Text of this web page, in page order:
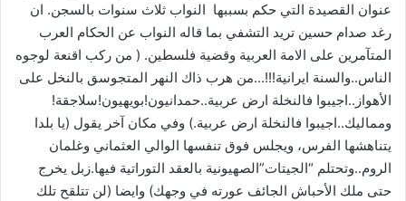
عنوان القصيدة التي حكم بسببها النواب ثلاث سنوات بالسجن. ان
رغد صدام حسين تريد التشفي بما قاله النواب عن الحكام العرب
المتآمرين على الامة العربية وقضية فلسطين. ( من ركب اقنعة لوجوه
الناس..والسنة ايرانية!!!…من هرب ذاك النهر المتجوسق بالنخل على
الأهواز..اجيبوا فالنخلة ارض عربية..حمدانيون!بويهيون!سلاجقة!
ومماليك..اجيبوا فالنخلة ارض عربية.) وفي مكان آخر يقول (يا بلدا
يتناهشها الفرس، ويجلس فوق تنفسها الوالي العثماني وغلمان
الروم..وتحتلم “الجيتات”الصهيونية بالعقد التوراتية فيها.زبل يخرج
حتى ملك الأحباش الجائف عورته في وجهك) وايضا (لن تتلقح تلك